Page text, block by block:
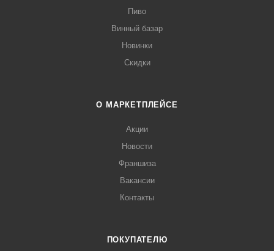
Пиво
Винный базар
Новинки
Скидки
О МАРКЕТПЛЕЙСЕ
Акции
Новости
Франшиза
Вакансии
Контакты
ПОКУПАТЕЛЮ